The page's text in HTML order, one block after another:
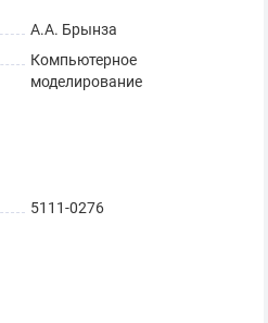
А.А. Брынза
Компьютерное
моделирование
5111-0276